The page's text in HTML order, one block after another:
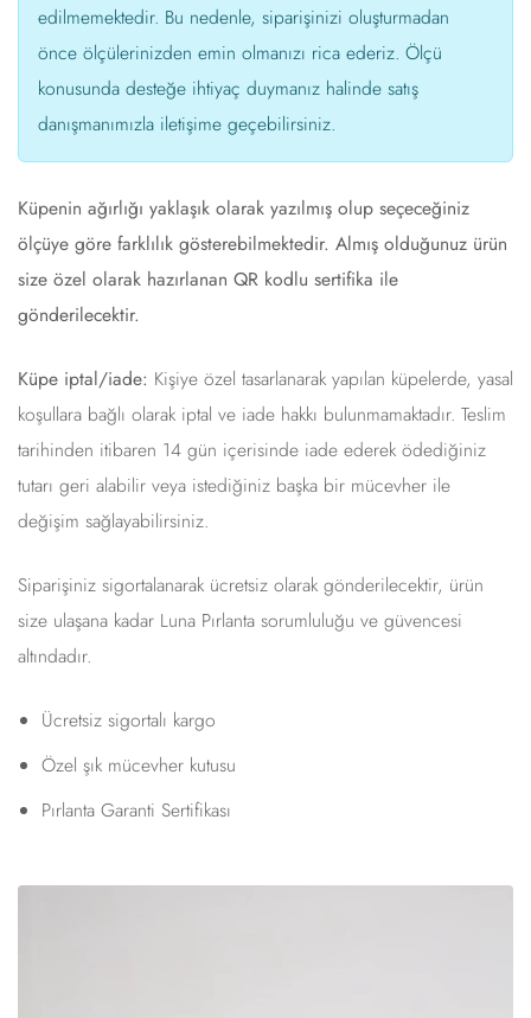
edilmemektedir. Bu nedenle, siparişinizi oluşturmadan
önce ölçülerinizden emin olmanızı rica ederiz. Ölçü
konusunda desteğe ihtiyaç duymanız halinde satış
danışmanımızla iletişime geçebilirsiniz.
Küpenin ağırlığı yaklaşık olarak yazılmış olup seçeceğiniz
ölçüye göre farklılık gösterebilmektedir. Almış olduğunuz ürün
size özel olarak hazırlanan QR kodlu sertifika ile
gönderilecektir.
Küpe iptal/iade: Kişiye özel tasarlanarak yapılan küpelerde, yasal
koşullara bağlı olarak iptal ve iade hakkı bulunmamaktadır. Teslim
tarihinden itibaren 14 gün içerisinde iade ederek ödediğiniz
tutarı geri alabilir veya istediğiniz başka bir mücevher ile
değişim sağlayabilirsiniz.
Siparişiniz sigortalanarak ücretsiz olarak gönderilecektir, ürün
size ulaşana kadar Luna Pırlanta sorumluluğu ve güvencesi
altındadır.
Ücretsiz sigortalı kargo
Özel şık mücevher kutusu
Pırlanta Garanti Sertifikası